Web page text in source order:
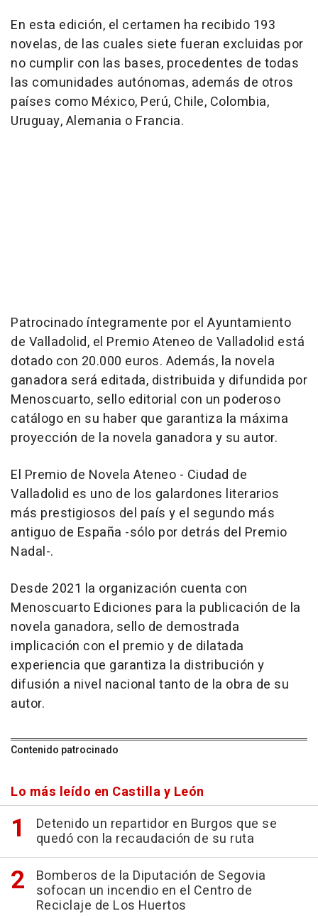
En esta edición, el certamen ha recibido 193
novelas, de las cuales siete fueran excluidas por
no cumplir con las bases, procedentes de todas
las comunidades autónomas, además de otros
países como México, Perú, Chile, Colombia,
Uruguay, Alemania o Francia.
Patrocinado íntegramente por el Ayuntamiento
de Valladolid, el Premio Ateneo de Valladolid está
dotado con 20.000 euros. Además, la novela
ganadora será editada, distribuida y difundida por
Menoscuarto, sello editorial con un poderoso
catálogo en su haber que garantiza la máxima
proyección de la novela ganadora y su autor.
El Premio de Novela Ateneo - Ciudad de
Valladolid es uno de los galardones literarios
más prestigiosos del país y el segundo más
antiguo de España -sólo por detrás del Premio
Nadal-.
Desde 2021 la organización cuenta con
Menoscuarto Ediciones para la publicación de la
novela ganadora, sello de demostrada
implicación con el premio y de dilatada
experiencia que garantiza la distribución y
difusión a nivel nacional tanto de la obra de su
autor.
Contenido patrocinado
Lo más leído en Castilla y León
Detenido un repartidor en Burgos que se
quedó con la recaudación de su ruta
Bomberos de la Diputación de Segovia
sofocan un incendio en el Centro de
Reciclaje de Los Huertos